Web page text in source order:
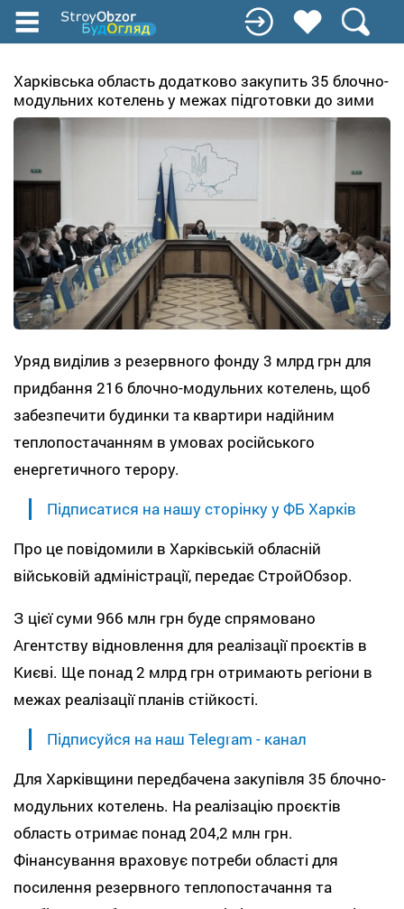
Перейти
до
вмісту
Харківська область додатково закупить 35 блочно-
модульних котелень у межах підготовки до зими
Уряд виділив з резервного фонду 3 млрд грн для
придбання 216 блочно-модульних котелень, щоб
забезпечити будинки та квартири надійним
теплопостачанням в умовах російського
енергетичного терору.
Підписатися на нашу сторінку у ФБ Харків
Про це повідомили в Харківській обласній
військовій адміністрації, передає СтройОбзор.
З цієї суми 966 млн грн буде спрямовано
Агентству відновлення для реалізації проєктів в
Києві. Ще понад 2 млрд грн отримають регіони в
межах реалізації планів стійкості.
Підписуйся на наш Telegram - канал
Для Харківщини передбачена закупівля 35 блочно-
модульних котелень. На реалізацію проєктів
область отримає понад 204,2 млн грн.
Фінансування враховує потреби області для
посилення резервного теплопостачання та